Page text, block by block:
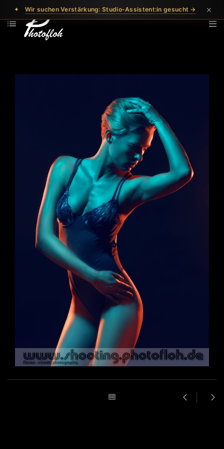
✦ Wir suchen Verstärkung: Studio-Assistent:in gesucht → ×